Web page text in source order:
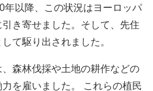
年以降、この状況はヨーロッパ
き寄せました。そして、先住
て駆り出されました。
森林伐採や土地の耕作などの
を雇いました。 これらの植民